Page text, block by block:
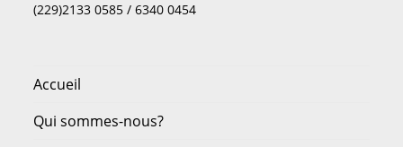
(229)2133 0585 / 6340 0454
Accueil
Qui sommes-nous?